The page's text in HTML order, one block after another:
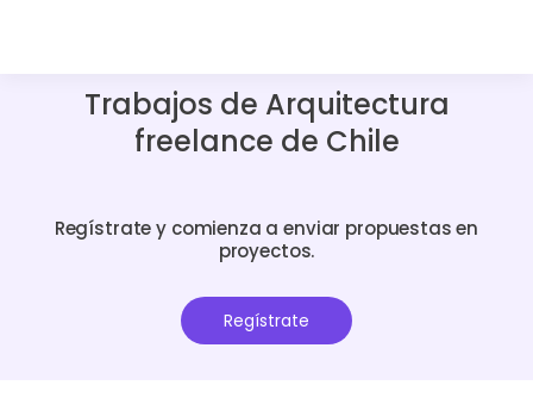
Trabajos de Arquitectura
freelance de Chile
Regístrate y comienza a enviar propuestas en
proyectos.
Regístrate